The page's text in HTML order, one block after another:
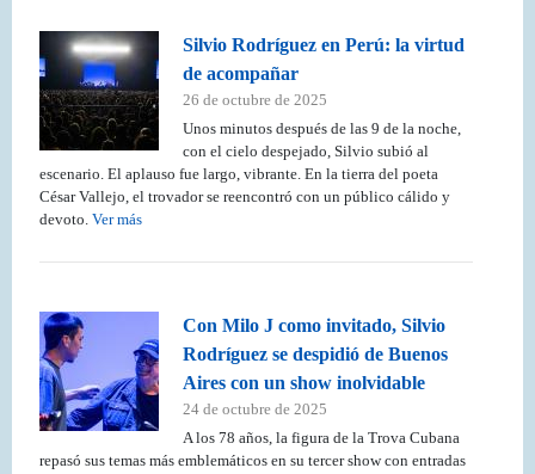
Silvio Rodríguez en Perú: la virtud
de acompañar
26 de octubre de 2025
Unos minutos después de las 9 de la noche,
con el cielo despejado, Silvio subió al
escenario. El aplauso fue largo, vibrante. En la tierra del poeta
César Vallejo, el trovador se reencontró con un público cálido y
devoto. Ver más
Con Milo J como invitado, Silvio
Rodríguez se despidió de Buenos
Aires con un show inolvidable
24 de octubre de 2025
A los 78 años, la figura de la Trova Cubana
repasó sus temas más emblemáticos en su tercer show con entradas